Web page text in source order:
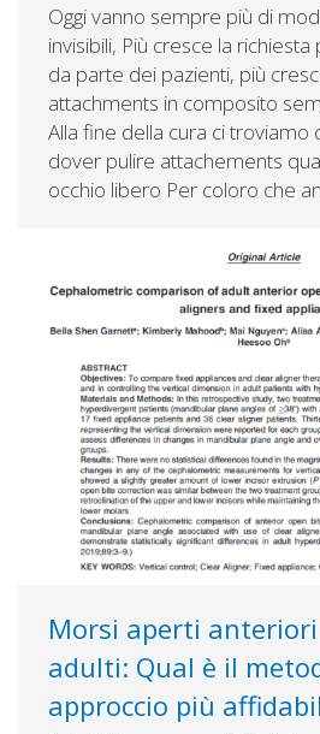
Oggi vanno sempre più di
invisibili, Più cresce la
da parte dei pazienti, più
attachments in composito
Alla fine della cura ci troviamo
dover pulire attachements
occhio libero Per coloro che
Morsi aperti
adulti: Qual è il
approccio più